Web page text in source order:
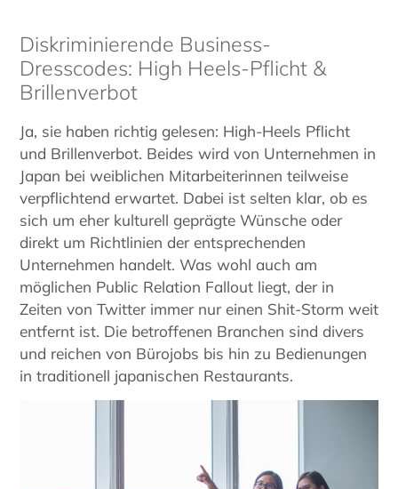
Diskriminierende Business-
Dresscodes: High Heels-Pflicht &
Brillenverbot
Ja, sie haben richtig gelesen: High-Heels Pflicht
und Brillenverbot. Beides wird von Unternehmen in
Japan bei weiblichen Mitarbeiterinnen teilweise
verpflichtend erwartet. Dabei ist selten klar, ob es
sich um eher kulturell geprägte Wünsche oder
direkt um Richtlinien der entsprechenden
Unternehmen handelt. Was wohl auch am
möglichen Public Relation Fallout liegt, der in
Zeiten von Twitter immer nur einen Shit-Storm weit
entfernt ist. Die betroffenen Branchen sind divers
und reichen von Bürojobs bis hin zu Bedienungen
in traditionell japanischen Restaurants.